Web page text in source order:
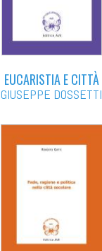
EUCARISTIA E CITTÀ
GIUSEPPE DOSSETTI